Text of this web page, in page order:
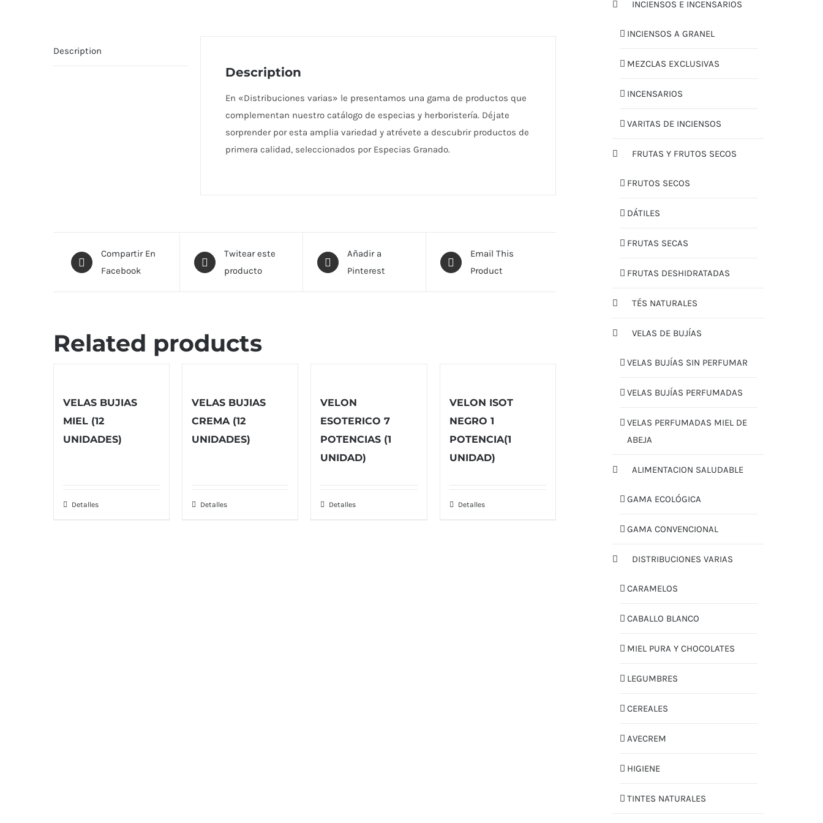
Description
Description
En «Distribuciones varias» le presentamos una gama de productos que
complementan nuestro catálogo de especias y herboristería. Déjate
sorprender por esta amplia variedad y atrévete a descubrir productos de
primera calidad, seleccionados por Especias Granado.
Compartir En
Facebook
Twitear este
producto
Añadir a
Pinterest
Email This
Product
Related products
VELAS BUJIAS
MIEL (12
UNIDADES)
Detalles
VELAS BUJIAS
CREMA (12
UNIDADES)
Detalles
VELON
ESOTERICO 7
POTENCIAS (1
UNIDAD)
Detalles
VELON ISOT
NEGRO 1
POTENCIA(1
UNIDAD)
Detalles
INCIENSOS E INCENSARIOS
INCIENSOS A GRANEL
MEZCLAS EXCLUSIVAS
INCENSARIOS
VARITAS DE INCIENSOS
FRUTAS Y FRUTOS SECOS
FRUTOS SECOS
DÁTILES
FRUTAS SECAS
FRUTAS DESHIDRATADAS
TÉS NATURALES
VELAS DE BUJÍAS
VELAS BUJÍAS SIN PERFUMAR
VELAS BUJÍAS PERFUMADAS
VELAS PERFUMADAS MIEL DE
ABEJA
ALIMENTACION SALUDABLE
GAMA ECOLÓGICA
GAMA CONVENCIONAL
DISTRIBUCIONES VARIAS
CARAMELOS
CABALLO BLANCO
MIEL PURA Y CHOCOLATES
LEGUMBRES
CEREALES
AVECREM
HIGIENE
TINTES NATURALES